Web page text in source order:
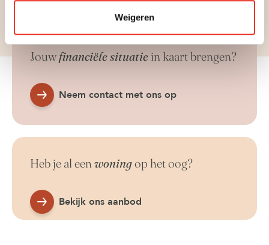
Weigeren
Jouwfinanciële situatiein kaart brengen?
Neem contact met ons op
Heb je al eenwoningop het oog?
Bekijk ons aanbod